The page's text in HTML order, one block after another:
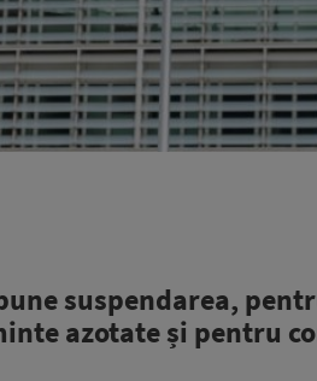
suspendarea,
azotate și pentru